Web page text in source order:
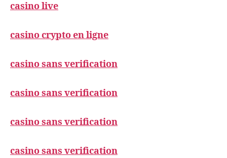
casino live
casino crypto en ligne
casino sans verification
casino sans verification
casino sans verification
casino sans verification